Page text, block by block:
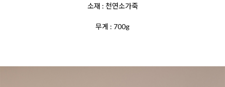
소재 : 천연소가죽
무게 : 700g